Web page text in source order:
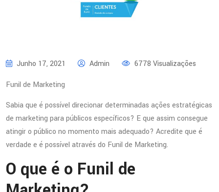
Junho 17, 2021 Admin 6778 Visualizações
Funil de Marketing
Sabia que é possível direcionar determinadas ações estratégicas
de marketing para públicos específicos? E que assim consegue
atingir o público no momento mais adequado? Acredite que é
verdade e é possível através do Funil de Marketing.
O que é o Funil de